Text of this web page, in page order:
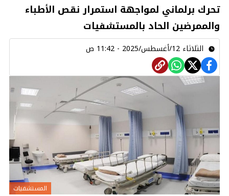
تحرك برلماني لمواجهة استمرار نقص الأطباء
والممرضين الحاد بالمستشفيات
الثلاثاء 12/أغسطس/2025 - 11:42 ص
المستشفيات